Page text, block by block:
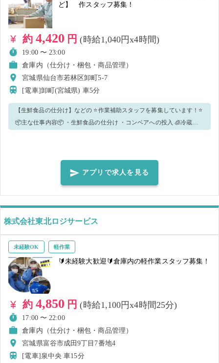
ど】 作スタッフ募集！
約 4,420 円(時給1,040円x4時間)
19:00 〜 23:00
倉庫内（仕分け・梱包・商品管理）
宮城県仙台市若林区卸町5-7
[電車]卸町(宮城県) 車5分
【生鮮食品の仕分け】などの ⭐作業補助スタッフを募集しています！⭐
📦主な仕事内容📦 ・生鮮食品の仕分け ・コンベアへの投入 🧊冷蔵倉
を覚えてしまえば、どんどんスピードアップしていけます！ 整理整頓
された倉庫なので、ピッキングもスムーズに行えます。
アプリで求人を見る
株式会社東北ロジサービス
未経験OK 軽作業
🔰未経験大歓迎🔰倉庫内の軽作業スタッフ募集！
約 4,850 円(時給1,100円x4時間25分)
17:00 〜 22:00
倉庫内（仕分け・梱包・商品管理）
宮城県富谷市成田9丁目7番地4
[電車]泉中央車15分